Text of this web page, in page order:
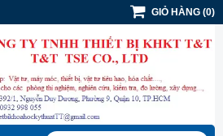
GIỎ HÀNG (0)